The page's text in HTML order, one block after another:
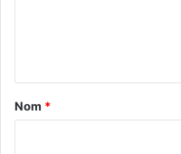
l
a
Nom *